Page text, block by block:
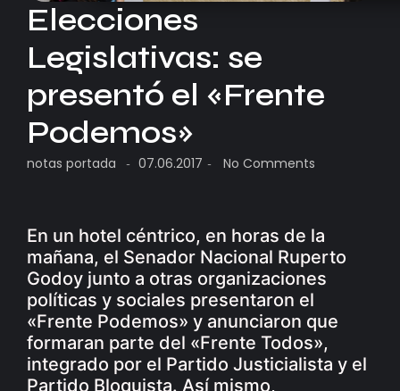
Elecciones
Legislativas: se
presentó el «Frente
Podemos»
notas portada - 07.06.2017 - No Comments
En un hotel céntrico, en horas de la
mañana, el Senador Nacional Ruperto
Godoy junto a otras organizaciones
políticas y sociales presentaron el
«Frente Podemos» y anunciaron que
formaran parte del «Frente Todos»,
integrado por el Partido Justicialista y el
Partido Bloquista. Así mismo,